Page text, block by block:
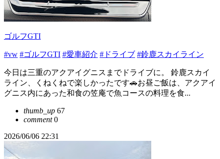
ゴルフGTI
#vw #ゴルフGTI #愛車紹介 #ドライブ #鈴鹿スカイライン
今日は三重のアクアイグニスまでドライブに。 鈴鹿スカイ
ライン、くねくねで楽しかったです🚗お昼ご飯は、アクアイ
グニス内にあった和食の笠庵で魚コースの料理を食...
thumb_up 67
comment0
2026/06/06 22:31